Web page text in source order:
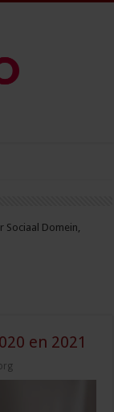
Sociaal Domein,
en 2021